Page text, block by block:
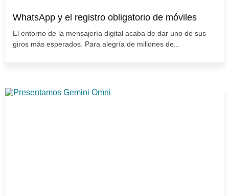
WhatsApp y el registro obligatorio de móviles
El entorno de la mensajería digital acaba de dar uno de sus
giros más esperados. Para alegría de millones de...